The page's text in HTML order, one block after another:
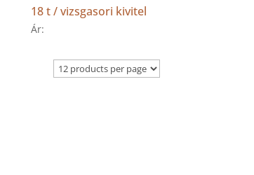
18 t / vizsgasori kivitel
Ár: